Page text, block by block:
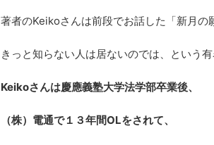
著者のKeikoさんは前段でお話した「新月の
きっと知らない人は居ないのでは、という
Keikoさんは慶應義塾大学法学部卒業後、
（株）電通で１３年間OLをされて、